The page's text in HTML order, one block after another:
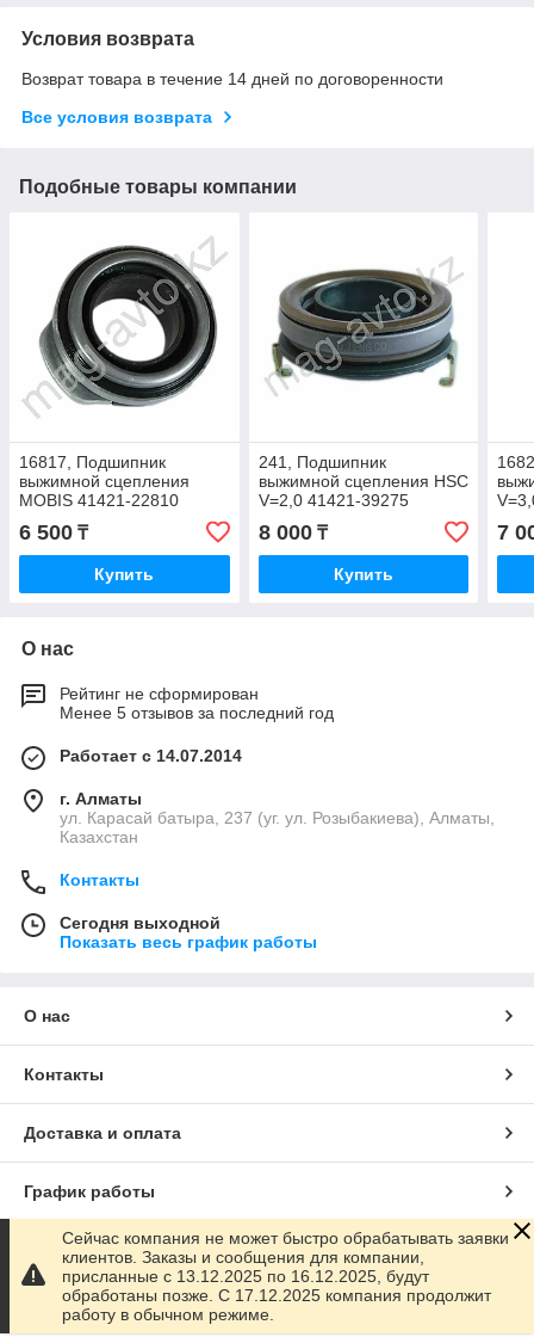
Условия возврата
Возврат товара в течение 14 дней по договоренности
Все условия возврата
Подобные товары компании
16817, Подшипник
выжимной сцепления
MOBIS 41421-22810
6 500 ₸
Купить
241, Подшипник
выжимной сцепления HSC
V=2,0 41421-39275
8 000₸
Купить
7
О нас
Рейтинг не сформирован
Менее 5 отзывов за последний год
Работает с 14.07.2014
г. Алматы
ул. Карасай батыра, 237 (уг. ул. Розыбакиева), Алматы,
Казахстан
Контакты
Сегодня выходной
Показать весь график работы
О нас
Контакты
Доставка и оплата
График работы
Полная версия сайта
Сайт создан на маркетплейсе
Сейчас компания не может быстро обрабатывать заявки
клиентов. Заказы и сообщения для компании,
присланные с 13.12.2025 по 16.12.2025, будут
обработаны позже. С 17.12.2025 компания продолжит
работу в обычном режиме.